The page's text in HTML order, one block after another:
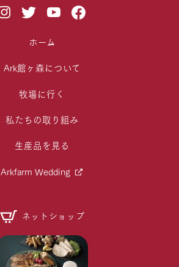
ホーム
Ark館ヶ森について
牧場に行く
私たちの取り組み
生産品を見る
Arkfarm Wedding
ネットショップ